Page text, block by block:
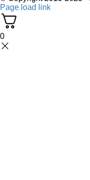
Page load link
0